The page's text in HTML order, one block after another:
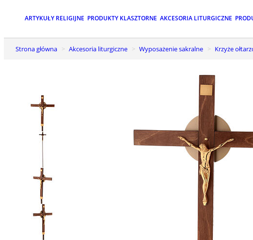
ARTYKUŁY RELIGIJNE PRODUKTY KLASZTORNE AKCESORIA LITURGICZNE
Strona główna Akcesoria liturgiczne Wyposażenie sakralne Krzyże